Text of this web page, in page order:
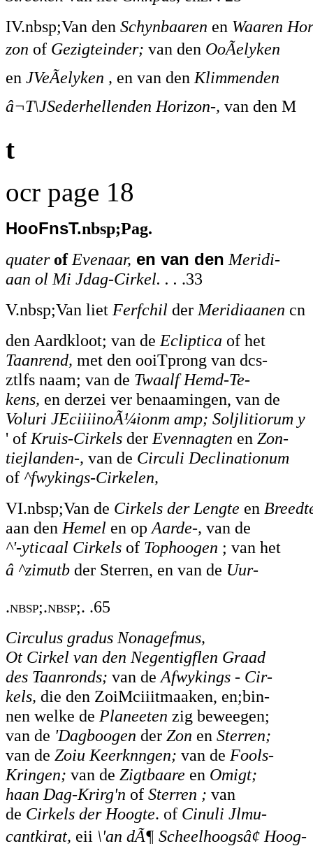
IV.nbsp;Van den Schynbaaren en Waaren
zon of Gezigteinder; van den OoÃelyken
en JVeÃelyken , en van den Klimmenden
â¬T\JSederhellenden Horizon-, van den M
t
ocr page 18
HooFnsT.nbsp;Pag.
quaterofEvenaar, en van den Meridi-
aan ol Mi Jdag-Cirkel. . . .33
V.nbsp;Van liet Ferfchil der Meridiaanen cn
den Aardkloot; van de Ecliptica of het
Taanrend, met den ooiTprong van dcs-
ztlfs naam; van de Twaalf Hemd-Te-
kens, en derzei ver benaamingen, van de
Voluri JEciiiinoÃ¼ionm amp; Soljlitiorum y
' of Kruis-Cirkels der Evennagten en Zon-
tiejlanden-, van de Circuli Declinationum
of ^fwykings-Cirkelen,
VI.nbsp;Van de Cirkels der Lengte en
aan den Hemel en op Aarde-, van de
^'-yticaal Cirkels of Tophoogen ; van het
â ^zimutb der Sterren, en van de Uur-
.nbsp;.nbsp;. .65
Circulus gradus Nonagefmus,
Ot Cirkel van den Negentigflen Graad
des Taanronds; van de Afwykings - Cir-
kels, die den ZoiMciiitmaaken, en;bin-
nen welke de Planeeten zig beweegen;
van de 'Dagboogen der Zon en Sterren;
van de Zoiu Keerknngen; van de Fools-
Kringen; van de Zigtbaare en Omigt;
haan Dag-Krirg'n of Sterren ; van
de Cirkels der Hoogte. of Cinuli Jlmu-
cantkirat, eii \'an dÃ¶ Scheelhoogsâ¢ Hoog-